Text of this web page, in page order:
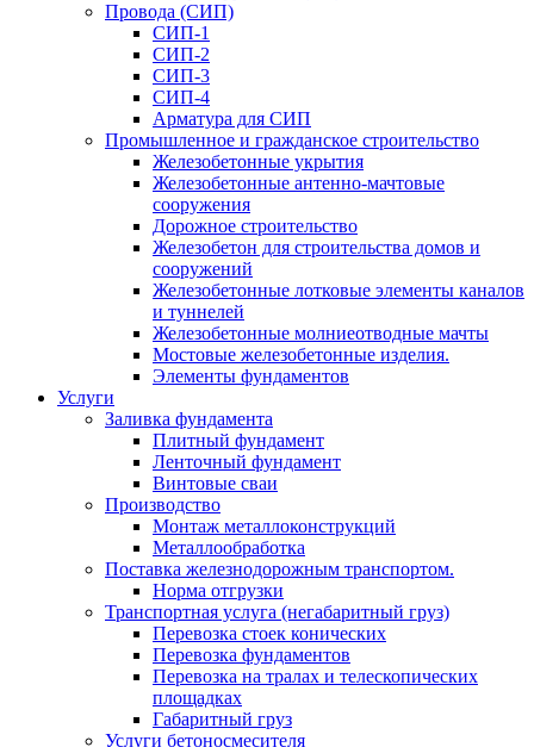
Провода (СИП)
СИП-1
СИП-2
СИП-3
СИП-4
Арматура для СИП
Промышленное и гражданское строительство
Железобетонные укрытия
Железобетонные антенно-мачтовые
сооружения
Дорожное строительство
Железобетон для строительства домов и
сооружений
Железобетонные лотковые элементы каналов
и туннелей
Железобетонные молниеотводные мачты
Мостовые железобетонные изделия.
Элементы фундаментов
Услуги
Заливка фундамента
Плитный фундамент
Ленточный фундамент
Винтовые сваи
Производство
Монтаж металлоконструкций
Металлообработка
Поставка железнодорожным транспортом.
Норма отгрузки
Транспортная услуга (негабаритный груз)
Перевозка стоек конических
Перевозка фундаментов
Перевозка на тралах и телескопических
площадках
Габаритный груз
Услуги бетоносмесителя